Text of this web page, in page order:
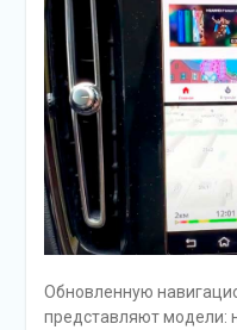
Обновленную
представляют модели: